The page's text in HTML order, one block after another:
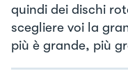
quindi dei dischi
scegliere voi la
più è grande, più